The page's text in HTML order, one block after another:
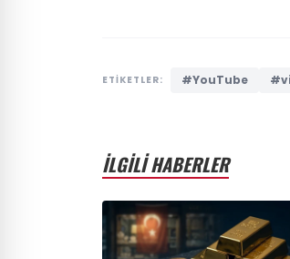
ETİKETLER: #YouTube
İLGİLİ HABERLER